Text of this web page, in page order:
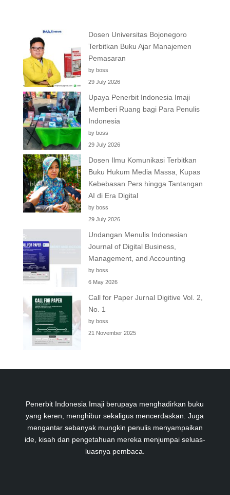
Dosen Universitas Bojonegoro
Terbitkan Buku Ajar Manajemen
Pemasaran
by boss
29 July 2026
Upaya Penerbit Indonesia Imaji
Memberi Ruang bagi Para Penulis
Indonesia
by boss
29 July 2026
Dosen Ilmu Komunikasi Terbitkan
Buku Hukum Media Massa, Kupas
Kebebasan Pers hingga Tantangan
AI di Era Digital
by boss
29 July 2026
Undangan Menulis Indonesian
Journal of Digital Business,
Management, and Accounting
by boss
6 May 2026
Call for Paper Jurnal Digitive Vol. 2,
No. 1
by boss
21 November 2025
Penerbit Indonesia Imaji berupaya menghadirkan buku
yang keren, menghibur sekaligus mencerdaskan. Juga
mengantar sebanyak mungkin penulis menyampaikan
ide, kisah dan pengetahuan mereka menjumpai seluas-
luasnya pembaca.